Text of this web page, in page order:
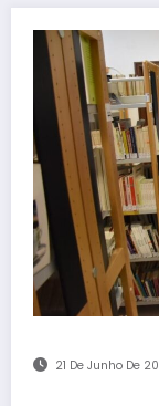
21 De Junho De